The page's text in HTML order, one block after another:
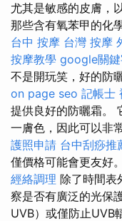
尤其是敏感的皮膚，
那些含有氧苯甲的化
台中 按摩 台灣 按摩
按摩教學 google關
不是開玩笑，好的防
on page seo 記帳士
提供良好的防曬霜。
一膚色，因此可以非
護照申請 台中刮痧推
僅價格可能會更友好。
經絡調理 除了時間表
察是否有廣泛的光保
UVB）或僅防止UVB